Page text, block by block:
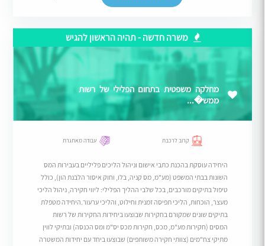
משרה חדשה - תהיה הראשון להגיש
מחלקה משפטית בתחום הפלילי של רשות
ממש�...
קרוב לרכבת עבודה מאתגרת
היחידה עוסקת בהכנת כתבי אישום וניהול הליכים פליליים בעבירות המס
השונות בבתי המשפט (מע"מ, מס קניה, בלו, וחוק איסור הלבנת הון), כולל
טיפול בתיקים מורכבים, בכל שלבי ההליך הפלילי: ליווי חקירה, ניהול הליכי
מעצר, הוכחות, הליכי תפיסה זמנית וחילוט, והליכי ערעור.היחידה מטפלת
בתיקים שונים שמקורם בחקירות שבוצעו ביחידות החקירות של רשות
המסים (חקירות מע"מ, מכס, חקירות מכס יס"מ ומס הכנסה) ובתיקי לווין
מתיקי צח"מים (צוותי חקירה משותפים) שבוצעו ביחד עם יחידות המשטרה